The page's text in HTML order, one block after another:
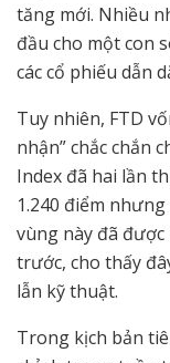
tăng mới. Nhiều
đầu cho một con
các cổ phiếu dẫn
Tuy nhiên, FTD
nhận” chắc chắn
Index đã hai lần
1.240 điểm
vùng này đã
trước, cho thấy
lẫn kỹ thuật.
Trong kịch bản